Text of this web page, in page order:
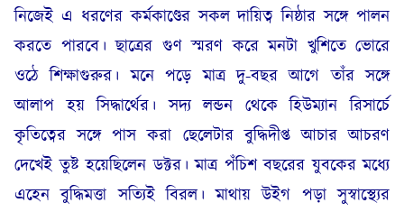
নিজেই এ ধরণের কর্মকাণ্ডের সকল দায়িত্ব নিষ্ঠার সঙ্গে পালন
করতে পারবে। ছাত্রের গুণ স্মরণ করে মনটা খুশিতে ভোরে
ওঠে শিক্ষাগুরুর। মনে পড়ে মাত্র দু-বছর আগে তাঁর সঙ্গে
আলাপ হয় সিদ্ধার্থের। সদ্য লন্ডন থেকে হিউম্যান রিসার্চে
কৃতিত্বের সঙ্গে পাস করা ছেলেটার বুদ্ধিদীপ্ত আচার আচরণ
দেখেই তুষ্ট হয়েছিলেন ডক্টর। মাত্র পঁচিশ বছরের যুবকের মধ্যে
এহেন বুদ্ধিমত্তা সত্যিই বিরল। মাথায় উইগ পড়া সুস্বাস্থ্যের